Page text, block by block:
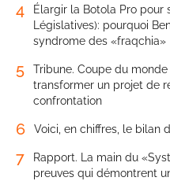
4
Élargir la Botola Pro pour
Législatives): pourquoi
syndrome des «fraqchia»
5
Tribune. Coupe du
transformer un projet de
confrontation
6 Voici, en chiffres, le bilan
7
Rapport. La main du
preuves qui démontrent